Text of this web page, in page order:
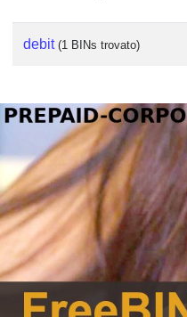
debit (1 BINs trovato)